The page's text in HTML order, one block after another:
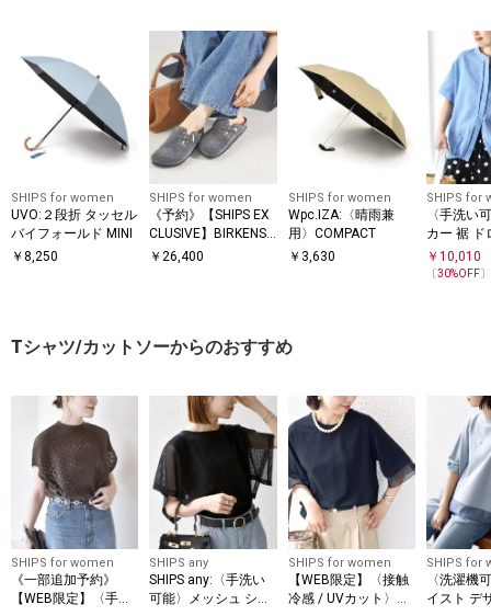
SHIPS for women
UVO:２段折 タッセル
バイフォールド MINI
￥ 8,250
SHIPS for women
《予約》【SHIPS EX
CLUSIVE】BIRKENST
OCK: BOSTON RIVET
￥26,400
SHIPS for women
Wpc.IZA:〈晴雨兼
用〉COMPACT
￥ 3,630
SHIPS for
〈手洗い
カー 裾 ド
ルマン ブ
￥10,010
〔30%OFF〕
Tシャツ/カットソーからのおすすめ
SHIPS for women
《一部追加予約》
【WEB限定】〈手洗
SHIPS any
SHIPS any:〈手洗い
可能〉メッシュ シア
SHIPS for women
【WEB限定】〈接触
冷感 / UVカット〉シ
SHIPS for
〈洗濯機
イスト デ